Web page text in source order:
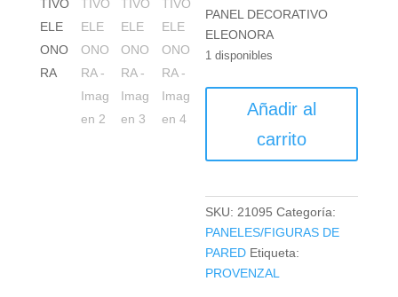
PANEL DECORATIVO
ELEONORA
1 disponibles
DECORATIVO
ELEONORA
cantidad
Añadir al
carrito
SKU: 21095 Categoría:
PANELES/FIGURAS DE
PARED Etiqueta:
PROVENZAL